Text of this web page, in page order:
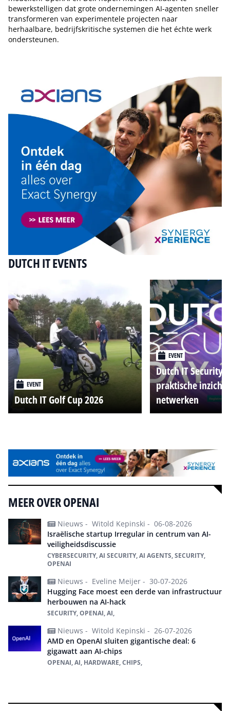
bewerkstelligen dat grote ondernemingen AI-agenten sneller
transformeren van experimentele projecten naar
herhaalbare, bedrijfskritische systemen die het échte werk
ondersteunen.
DUTCH IT EVENTS
EVENT
Dutch IT Golf Cup 2026
EVENT
Dutch IT Security
praktische
netwerken
MEER OVER OPENAI
Nieuws - Witold Kepinski - 06-08-2026
Israëlische startup Irregular in centrum van AI-
veiligheidsdiscussie
CYBERSECURITY, AI SECURITY, AI AGENTS, SECURITY,
OPENAI
Nieuws - Eveline Meijer - 30-07-2026
Hugging Face moest een derde van infrastructuur
herbouwen na AI-hack
SECURITY, OPENAI, AI,
Nieuws - Witold Kepinski - 26-07-2026
AMD en OpenAI sluiten gigantische deal: 6
gigawatt aan AI-chips
OPENAI, AI, HARDWARE, CHIPS,